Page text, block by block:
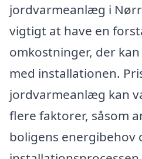
jordvarmeanlæg i
vigtigt at have en
omkostninger, der
med installationen.
jordvarmeanlæg kan
flere faktorer, såsom
boligens energibehov